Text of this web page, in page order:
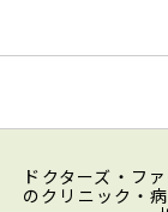
ドクターズ・フ
のクリニック・